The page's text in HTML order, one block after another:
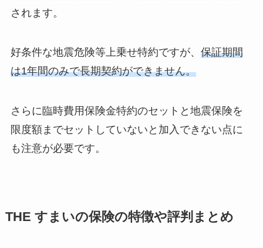
されます。
好条件な地震危険等上乗せ特約ですが、 保証期間
は1年間のみで長期契約ができません。
さらに臨時費用保険金特約のセットと地震保険を
限度額までセットしていないと加入できない点に
も注意が必要です。
THE すまいの保険の特徴や評判まとめ